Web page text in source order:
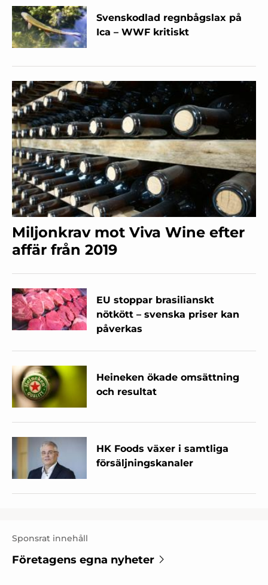
Svenskodlad regnbågslax på
Ica – WWF kritiskt
Miljonkrav mot Viva Wine efter
affär från 2019
EU stoppar brasilianskt
nötkött – svenska priser kan
påverkas
Heineken ökade omsättning
och resultat
HK Foods växer i samtliga
försäljningskanaler
Sponsrat innehåll
Företagens egna nyheter